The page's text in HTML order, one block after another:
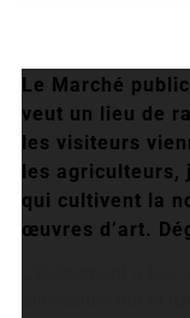
Le Marché
veut un lieu de
les visiteurs
les
qui cultivent la
œuvres d’art.